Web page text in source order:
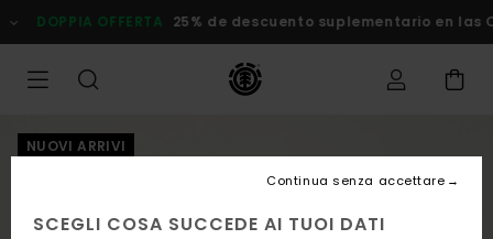
alle
informazioni
prodotto
OFFERTA 25% de descuento suplementario en las Ofertas
NUOVI ARRIVI
SCEGLI COSA SUCCEDE AI TUOI DATI
Continua senza accettare